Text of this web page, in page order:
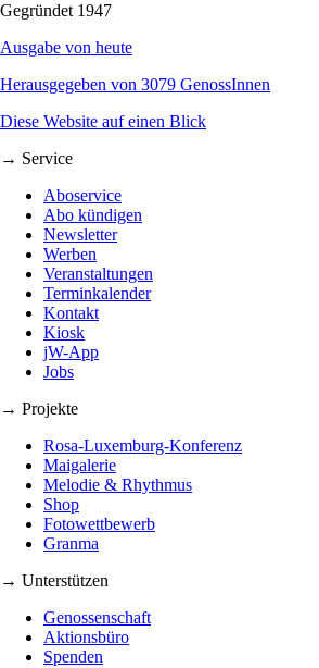
Gegründet 1947
Ausgabe von heute
Herausgegeben von 3079 GenossInnen
Diese Website auf einen Blick
→ Service
Aboservice
Abo kündigen
Newsletter
Werben
Veranstaltungen
Terminkalender
Kontakt
Kiosk
jW-App
Jobs
→ Projekte
Rosa-Luxemburg-Konferenz
Maigalerie
Melodie & Rhythmus
Shop
Fotowettbewerb
Granma
→ Unterstützen
Genossenschaft
Aktionsbüro
Spenden